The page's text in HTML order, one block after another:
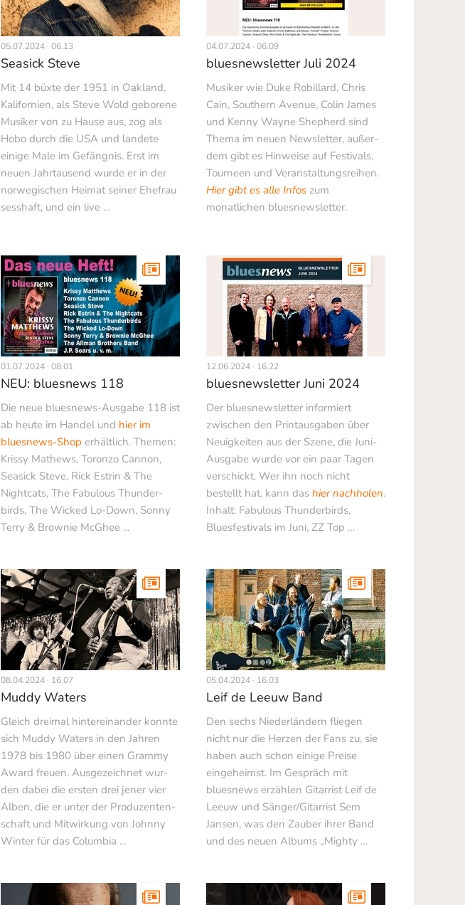
05.07.2024 · 06.13
Seasick Steve
Mit 14 büxte der 1951 in Oakland,
Kalifornien, als Steve Wold geborene
Musiker von zu Hause aus, zog als
Hobo durch die USA und landete
einige Male im Gefängnis. Erst im
neuen Jahrtausend wurde er in der
norwegischen Heimat seiner Ehefrau
sesshaft, und ein live …
04.07.2024 · 06.09
bluesnewsletter Juli 2024
Musiker wie Duke Robillard, Chris
Cain, Southern Avenue, Colin James
und Kenny Wayne Shepherd sind
Thema im neuen Newsletter, außer­
dem gibt es Hinweise auf Festivals,
Tourneen und Veranstaltungsreihen.
Hier gibt es alle Infos zum
monatlichen bluesnewsletter.
01.07.2024 · 08.01
NEU: bluesnews 118
Die neue bluesnews-Ausgabe 118 ist
ab heute im Handel und hier im
bluesnews-Shop erhältlich. Themen:
Krissy Mathews, Toronzo Cannon,
Seasick Steve, Rick Estrin & The
Nightcats, The Fabulous Thunder­
birds, The Wicked Lo-Down, Sonny
Terry & Brownie McGhee ...
12.06.2024 · 16.22
bluesnewsletter Juni 2024
Der bluesnewsletter informiert
zwischen den Printausgaben über
Neuigkeiten aus der Szene, die Juni-
Ausgabe wurde vor ein paar Tagen
verschickt. Wer ihn noch nicht
bestellt hat, kann das hier nachholen.
Inhalt: Fabulous Thunderbirds,
Bluesfestivals im Juni, ZZ Top …
08.04.2024 · 16.07
Muddy Waters
Gleich dreimal hintereinander konnte
sich Muddy Waters in den Jahren
1978 bis 1980 über einen Grammy
Award freuen. Ausgezeichnet wur­
den dabei die ersten drei jener vier
Alben, die er unter der Produzen­ten­
schaft und Mitwirkung von Johnny
Winter für das Columbia …
05.04.2024 · 16.03
Leif de Leeuw Band
Den sechs Niederländern fliegen
nicht nur die Herzen der Fans zu, sie
haben auch schon einige Preise
eingeheimst. Im Gespräch mit
bluesnews erzählen Gitarrist Leif de
Leeuw und Sänger/Gitarrist Sem
Jansen, was den Zauber ihrer Band
und des neuen Albums „Mighty …